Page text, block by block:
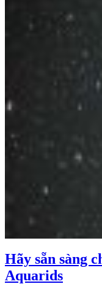
Hãy sẵn sàng
Aquarids